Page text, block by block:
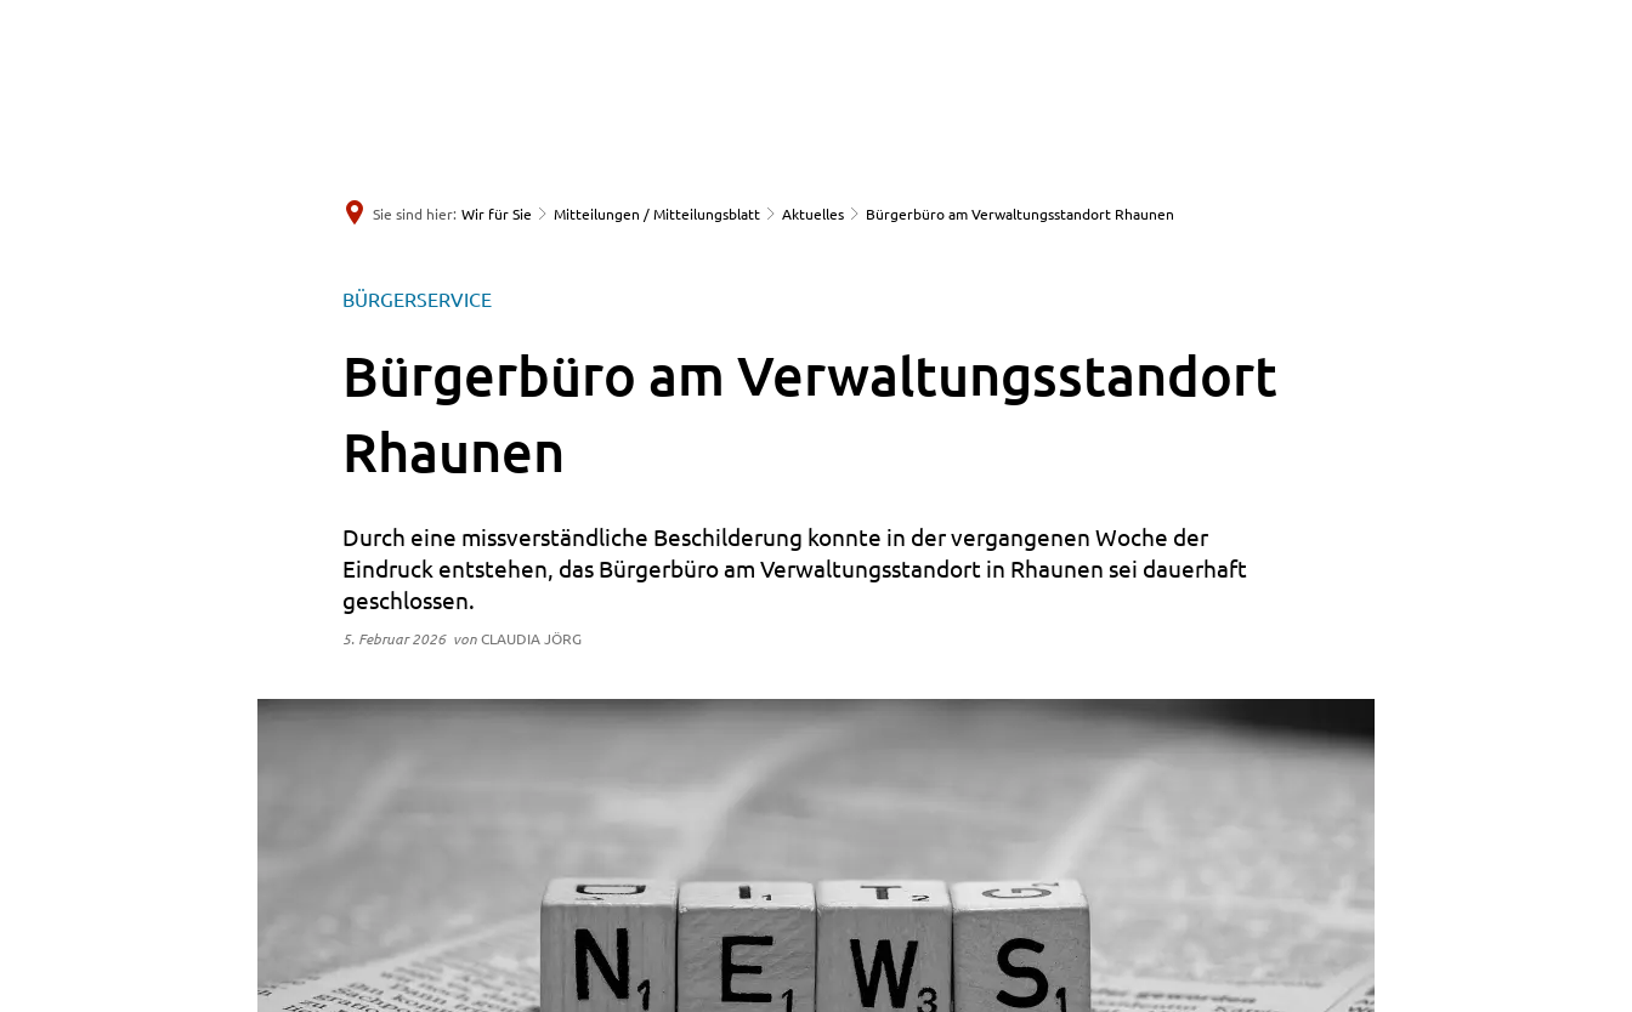
Sie sind hier: Wir für Sie Mitteilungen / Mitteilungsblatt Aktuelles Bürgerbüro am Verwaltungsstandort Rhaunen
BÜRGERSERVICE
Bürgerbüro am Verwaltungsstandort
Rhaunen
Durch eine missverständliche Beschilderung konnte in der vergangenen Woche der
Eindruck entstehen, das Bürgerbüro am Verwaltungsstandort in Rhaunen sei dauerhaft
geschlossen.
5. Februar 2026 vonCLAUDIA JÖRG